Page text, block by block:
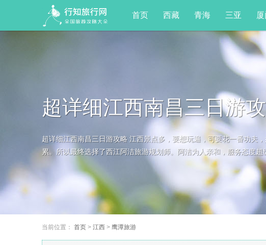
首页 西藏 青海 三亚 厦
超详细江西南昌三日游
超详细江西南昌三日游攻略 江西景点多，要想玩遍，可要花一番功夫
累。所以最终选择了西江阿洁旅游规划师。阿洁为人亲和，服务态度超
当前位置： 首页 > 江西 > 鹰潭旅游